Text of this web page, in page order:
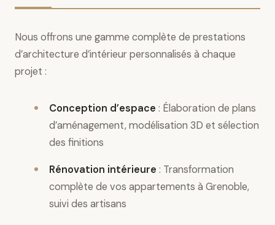
Nous offrons une gamme complète de prestations
d’architecture d’intérieur personnalisés à chaque
projet :
Conception d’espace : Élaboration de plans
d’aménagement, modélisation 3D et sélection
des finitions
Rénovation intérieure : Transformation
complète de vos appartements à Grenoble,
suivi des artisans